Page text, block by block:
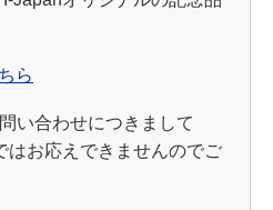
ら
い合わせにつきまして
はお応えできませんのでご